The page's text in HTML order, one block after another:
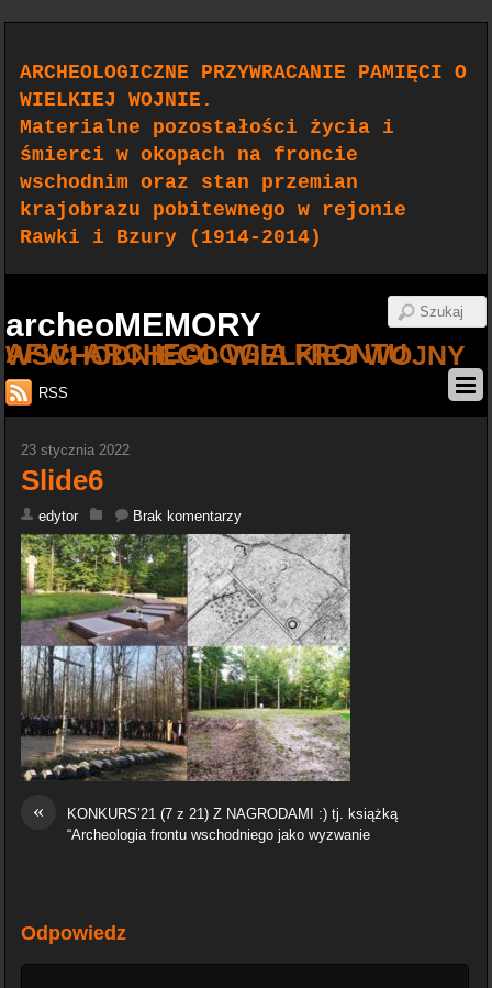
ARCHEOLOGICZNE PRZYWRACANIE PAMIĘCI O
WIELKIEJ WOJNIE.
Materialne pozostałości życia i
śmierci w okopach na froncie
wschodnim oraz stan przemian
krajobrazu pobitewnego w rejonie
Rawki i Bzury (1914-2014)
archeoMEMORY
AFW: ARCHEOLOGIA FRONTU WSCHODNIEGO WIELKIEJ WOJNY
RSS
23 stycznia 2022
Slide6
edytor Brak komentarzy
«
KONKURS’21 (7 z 21) Z NAGRODAMI :) tj. książką
“Archeologia frontu wschodniego jako wyzwanie
Odpowiedz